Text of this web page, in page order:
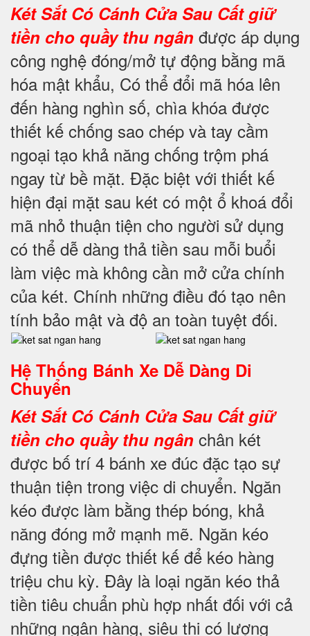
Két Sắt Có Cánh Cửa Sau Cất giữ
tiền cho quầy thu ngân được áp dụng
công nghệ đóng/mở tự động bằng mã
hóa mật khẩu, Có thể đổi mã hóa lên
đến hàng nghìn số, chìa khóa được
thiết kế chống sao chép và tay cầm
ngoại tạo khả năng chống trộm phá
ngay từ bề mặt. Đặc biệt với thiết kế
hiện đại mặt sau két có một ổ khoá đổi
mã nhỏ thuận tiện cho người sử dụng
có thể dễ dàng thả tiền sau mỗi buổi
làm việc mà không cần mở cửa chính
của két. Chính những điều đó tạo nên
tính bảo mật và độ an toàn tuyệt đối.
Hệ Thống Bánh Xe Dễ Dàng Di
Chuyển
Két Sắt Có Cánh Cửa Sau Cất giữ
tiền cho quầy thu ngân chân két
được bố trí 4 bánh xe đúc đặc tạo sự
thuận tiện trong việc di chuyển. Ngăn
kéo được làm bằng thép bóng, khả
năng đóng mở mạnh mẽ. Ngăn kéo
đựng tiền được thiết kế để kéo hàng
triệu chu kỳ. Đây là loại ngăn kéo thả
tiền tiêu chuẩn phù hợp nhất đối với cả
những ngân hàng, siêu thị có lượng